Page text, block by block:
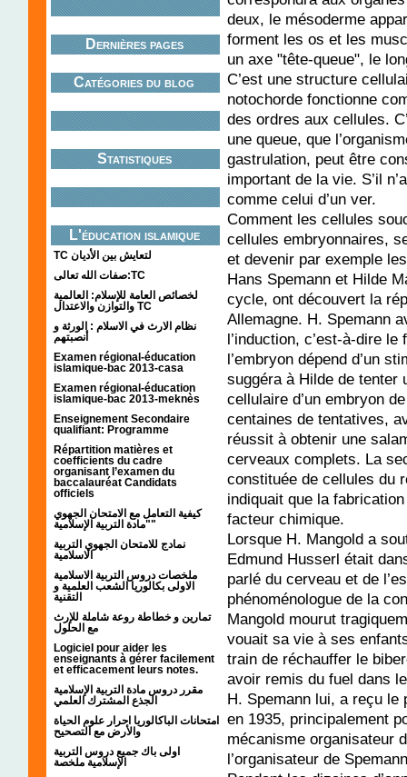
Dernières pages
Catégories du blog
Statistiques
L'éducation islamique
TC لتعايش بين الأديان
صفات الله تعالى:TC
لخصائص العامة للإسلام: العالمية
والتوازن والاعتدال TC
نظام الارث في الاسلام : الورثة و
أنصبتهم
Examen régional-éducation
islamique-bac 2013-casa
Examen régional-éducation
islamique-bac 2013-meknès
Enseignement Secondaire
qualifiant: Programme
Répartition matières et
coefficients du cadre
organisant l’examen du
baccalauréat Candidats
officiels
كيفية التعامل مع الامتحان الجهوي
"مادة التربية الإسلامية"
نمادج للامتحان الجهوي التربية
الاسلامية
ملخصات دروس التربية الاسلامية
الاولى بكالوريا الشعب العلمية و
التقنية
تمارين و خطاطة روعة شاملة للإرث
مع الحلول
Logiciel pour aider les
enseignants à gérer facilement
et efficacement leurs notes.
مقرر دروس مادة التربية الإسلامية
الجذع المشترك العلمي
امتحانات الباكالوريا احرار علوم الحياة
والأرض مع التصحيح
اولى باك جميع دروس التربية
الإسلامية ملخصة
deux, le mésoderme
forment les os et les
un axe "tête-queue", le
C’est une structure
notochorde fonctionne
des ordres aux cellules.
une queue, que
gastrulation, peut être
important de la vie. S’il
comme celui d’un ver.
Comment les cellules
cellules embryonnaires,
et devenir par exemple
Hans Spemann et Hilde
cycle, ont découvert la
Allemagne. H. Spemann
l’induction, c’est-à-dire
l’embryon dépend d’un
suggéra à Hilde de tenter
cellulaire d’un embryon
centaines de tentatives,
réussit à obtenir une
cerveaux complets. La
constituée de cellules du
indiquait que la
facteur chimique.
Lorsque H. Mangold a
Edmund Husserl était
parlé du cerveau et de
phénoménologue de la
Mangold mourut
vouait sa vie à ses
train de réchauffer le
avoir remis du fuel dans
H. Spemann lui, a reçu le
en 1935, principalement
mécanisme organisateur
l’organisateur de